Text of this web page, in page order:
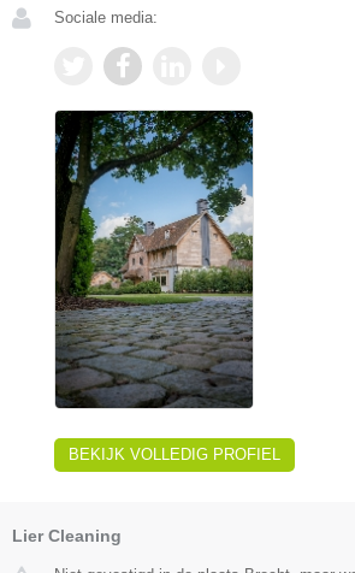
Sociale media:
BEKIJK VOLLEDIG PROFIEL
Lier Cleaning